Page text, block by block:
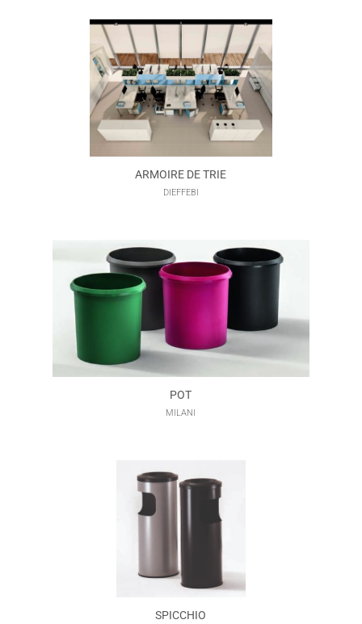
ARMOIRE DE TRIE
DIEFFEBI
POT
MILANI
SPICCHIO